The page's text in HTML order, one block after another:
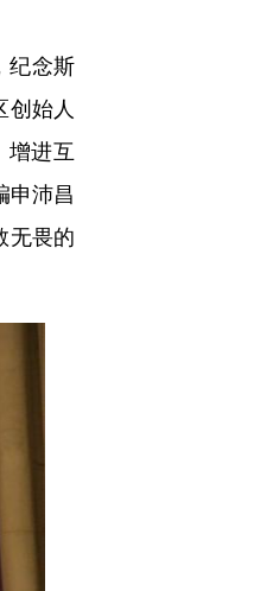
纪念斯
始人
增进互
申沛昌
无畏的